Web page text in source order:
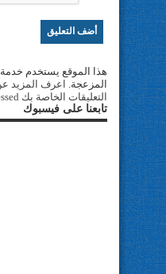
هذا الموقع يستخدم خدمة
المزعجة. اعرف المزيد
التعليقات الخاصة بك processed
تابعنا على فيسبوك